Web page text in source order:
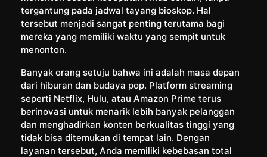
tergantung pada jadwal tayang bioskop. Hal
tersebut menjadi sangat penting terutama bagi
mereka yang memiliki waktu yang sempit untuk
menonton.
Banyak orang setuju bahwa ini adalah masa depan
dari hiburan dan budaya pop. Platform streaming
seperti Netflix, Hulu, atau Amazon Prime terus
berinovasi untuk menarik lebih banyak pelanggan
dan menghadirkan konten berkualitas tinggi yang
tidak bisa ditemukan di tempat lain. Dengan
layanan tersebut, Anda memiliki kebebasan total